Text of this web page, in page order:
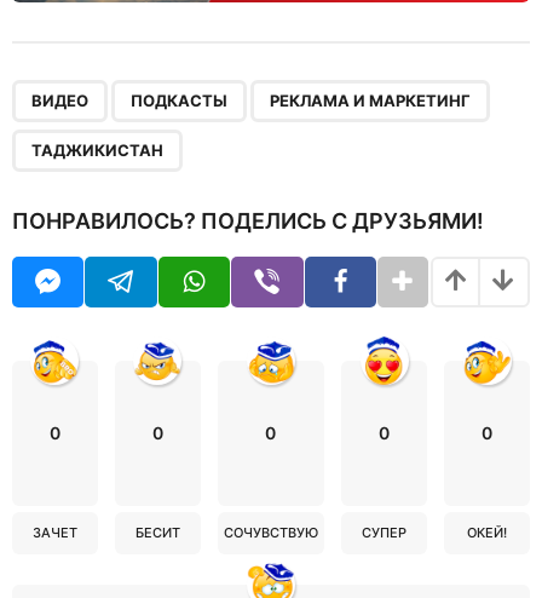
ВИДЕО ПОДКАСТЫ РЕКЛАМА И МАРКЕТИНГ
ТАДЖИКИСТАН
ПОНРАВИЛОСЬ? ПОДЕЛИСЬ С ДРУЗЬЯМИ!
0
ЗАЧЕТ
0
БЕСИТ
0
СОЧУВСТВУЮ
0
СУПЕР
0
ОКЕЙ!